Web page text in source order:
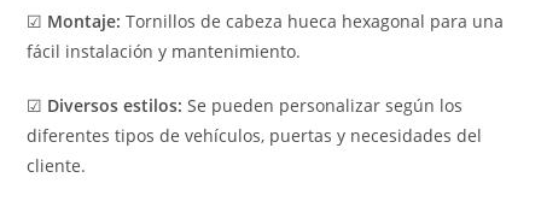
☑ Montaje: Tornillos de cabeza hueca hexagonal para una
fácil instalación y mantenimiento.
☑ Diversos estilos: Se pueden personalizar según los
diferentes tipos de vehículos, puertas y necesidades del
cliente.